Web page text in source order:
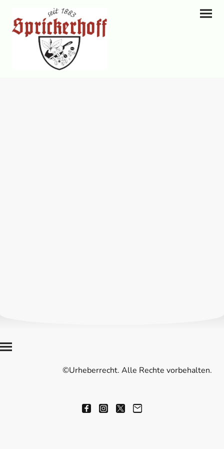
©Urheberrecht. Alle Rechte vorbehalten.